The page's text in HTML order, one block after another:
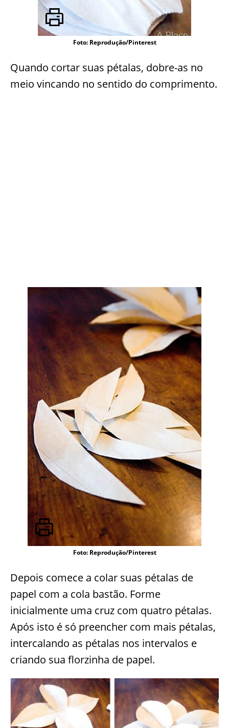
Foto: Reprodução/Pinterest
Quando cortar suas pétalas, dobre-as no
meio vincando no sentido do comprimento.
Foto: Reprodução/Pinterest
Depois comece a colar suas pétalas de
papel com a cola bastão. Forme
inicialmente uma cruz com quatro pétalas.
Após isto é só preencher com mais pétalas,
intercalando as pétalas nos intervalos e
criando sua florzinha de papel.